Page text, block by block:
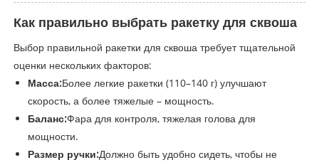
Как правильно выбрать ракетку для сквоша
Выбор правильной ракетки для сквоша требует тщательной
оценки нескольких факторов:
Масса:Более легкие ракетки (110–140 г) улучшают
скорость, а более тяжелые – мощность.
Баланс:Фара для контроля, тяжелая голова для
мощности.
Размер ручки:Должно быть удобно сидеть, чтобы не